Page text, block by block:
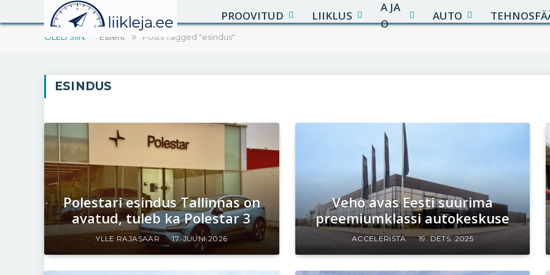
PROOVITUD LIIKLUS
A JA
O
AUTO
OLED SIIN: Esileht » Posts Tagged "esindus"
ESINDUS
Polestari esindus Tallinnas on
avatud, tuleb ka Polestar 3
YLLE RAJASAAR 17. JUUNI 2026
Veho avas Eesti suurima
preemiumklassi autokeskuse
ACCELERISTA 19. DETS. 2025